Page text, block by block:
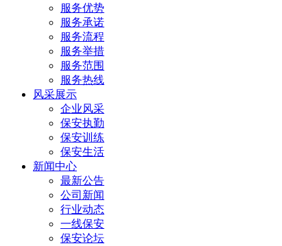
服务优势
服务承诺
服务流程
服务举措
服务范围
服务热线
风采展示
企业风采
保安执勤
保安训练
保安生活
新闻中心
最新公告
公司新闻
行业动态
一线保安
保安论坛